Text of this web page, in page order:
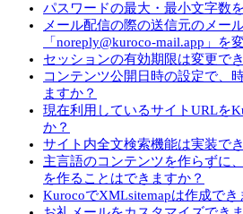
パスワードの最大・最小文字数
メール配信の際の送信元のメー
「noreply@kuroco-mail.app」を
セッションの有効期限は変更で
コンテンツ公開日時の設定で、
ますか？
現在利用しているサイトURLを
か？
サイト内全文検索機能は実装で
主言語のコンテンツを作らずに
を作ることはできますか？
KurocoでXMLsitemapは作成でき